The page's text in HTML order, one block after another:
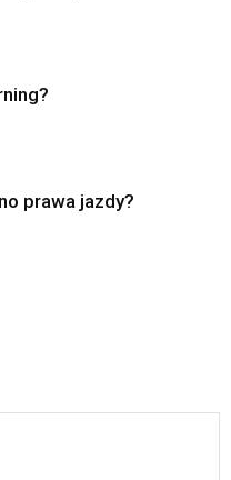
prawa jazdy?